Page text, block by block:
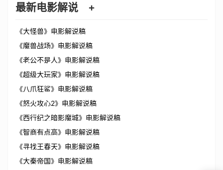
最新电影解说 +
《大怪兽》电影解说稿
《魔兽战场》电影解说稿
《老公不是人》电影解说稿
《超级大玩家》电影解说稿
《八爪狂鲨》电影解说稿
《怒火攻心2》电影解说稿
《西行纪之暗影魔城》电影解说稿
《智商有点高》电影解说稿
《寻找王春天》电影解说稿
《大秦帝国》电影解说稿